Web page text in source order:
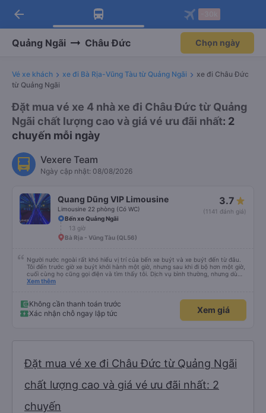
Tải app Vexere ngay!
Nhận ưu đãi thành viên độc
Mở app
Tải app Vexere
-30k/ghế khi đặt vé máy bay qua
Mở app
arrow_back
Quảng Ngãi Châu Đức Chọn ngày
Vé xe khách xe đi Bà Rịa-Vũng Tàu từ Quảng Ngãi
xe đi Châu Đức
từ Quảng Ngãi
Đặt mua vé xe 4 nhà xe đi Châu Đức từ Quảng
Ngãi chất lượng cao và giá vé ưu đãi nhất: 2
chuyến mỗi ngày
Vexere Team
Ngày cập nhật: 08/08/2026
Quang Dũng VIP Limousine
Limousine 22 phòng (Có WC)
3.7
(1141 đánh giá)
Bến xe Quảng Ngãi
13 giờ
Bà Rịa - Vũng Tàu (QL56)
Người nước ngoài rất khó hiểu vị trí của bến xe buýt và xe buýt đến từ đâu.
Tôi đến trước giờ xe buýt khởi hành một giờ, nhưng sau khi đi bộ hơn một giờ,
cuối cùng họ cũng gọi điện và tìm thấy tôi. Dịch vụ bình thường, nhưng dù
sao thì tôi ngủ ngon hơn ở khách sạn vì tôi rất thoải mái. Sẽ tuyệt hơn nếu
Xem thêm
Không cần thanh toán trước
Xác nhận chỗ ngay lập tức
Xem giá
Đặt mua vé xe đi Châu Đức từ Quảng Ngãi
chất lượng cao và giá vé ưu đãi nhất: 2
chuyến